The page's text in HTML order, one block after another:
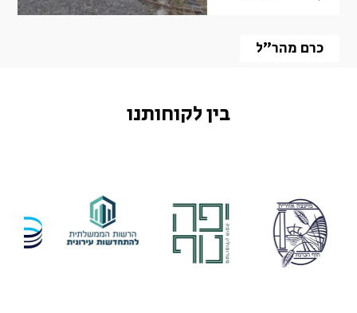
כרם מהר"ל
בין לקוחותנו